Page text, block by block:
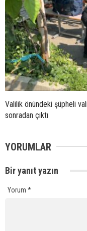
Valilik önündeki şüpheli
sonradan çıktı
YORUMLAR
Bir yanıt yazın
Yorum *